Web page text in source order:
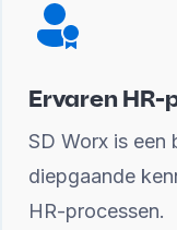
Ervaren
SD Worx is een
diepgaande
HR-processen.